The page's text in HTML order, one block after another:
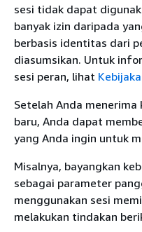
sesi tidak dapat
banyak izin daripada
berbasis identitas dari
diasumsikan. Untuk
sesi peran, lihat
Setelah Anda
baru, Anda dapat
yang Anda ingin untuk
Misalnya, bayangkan
sebagai parameter
menggunakan sesi
melakukan tindakan